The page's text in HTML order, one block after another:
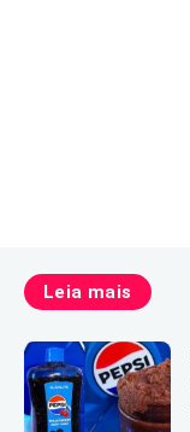
Leia mais